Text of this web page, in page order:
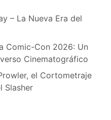
– La Nueva Era del
Comic-Con 2026: Un
Cinematográfico
el Cortometraje
Slasher